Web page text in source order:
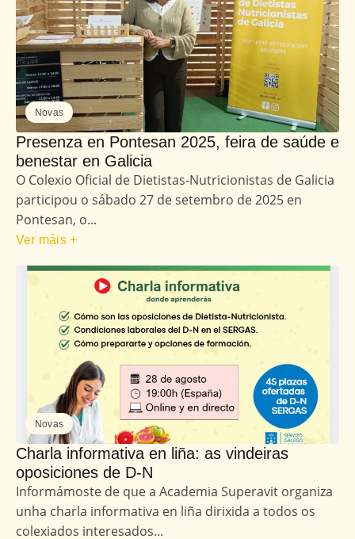
Novas
Presenza en Pontesan 2025, feira de saúde e
benestar en Galicia
O Colexio Oficial de Dietistas-Nutricionistas de Galicia
participou o sábado 27 de setembro de 2025 en
Pontesan, o...
Ver máis +
Novas
Charla informativa en liña: as vindeiras
oposiciones de D-N
Informámoste de que a Academia Superavit organiza
unha charla informativa en liña dirixida a todos os
colexiados interesados...